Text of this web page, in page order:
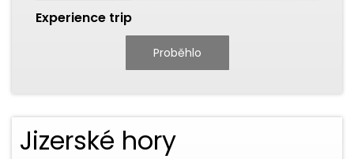
Experience trip
Proběhlo
Jizerské hory